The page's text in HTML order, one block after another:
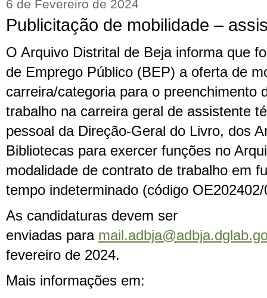
6 de Fevereiro de 2024
Publicitação de mobilidade –
O Arquivo Distrital de Beja informa que
de Emprego Público (BEP) a oferta de
carreira/categoria para o preenchimento
trabalho na carreira geral de assistente
pessoal da Direção-Geral do Livro, dos
Bibliotecas para exercer funções no
modalidade de contrato de trabalho em
tempo indeterminado (código
As candidaturas devem ser
enviadas para
fevereiro de 2024.
Mais informações em: